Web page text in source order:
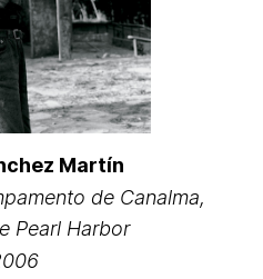
Martín
de Canalma,
Pearl Harbor